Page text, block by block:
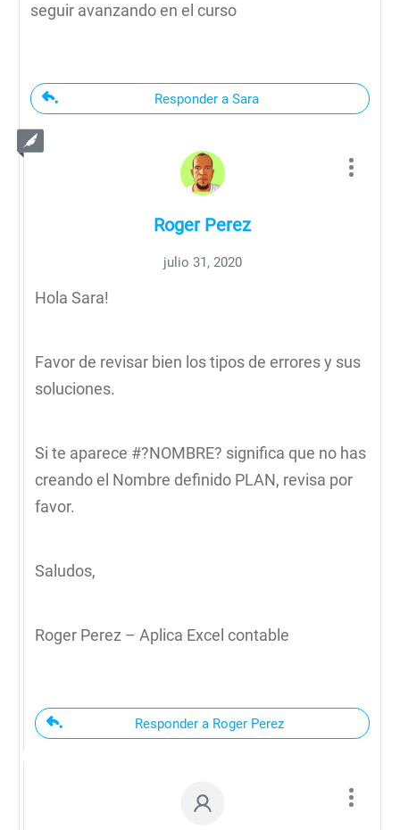
seguir avanzando en el curso
Responder a Sara
Roger Perez
julio 31, 2020
Hola Sara!
Favor de revisar bien los tipos de errores y sus
soluciones.
Si te aparece #?NOMBRE? significa que no has
creando el Nombre definido PLAN, revisa por
favor.
Saludos,
Roger Perez – Aplica Excel contable
Responder a Roger Perez